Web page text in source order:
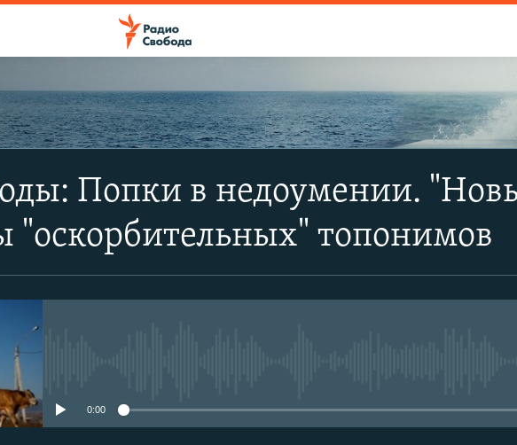
Apple Podcasts
Подписаться
Попки в недоумении.
"оскорбительных" топонимов
0:00